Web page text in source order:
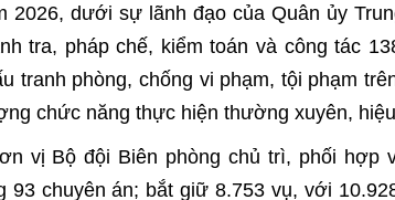
2026, dưới sự lãnh đạo của Quân ủy
tra, pháp chế, kiểm toán và công tác
tranh phòng, chống vi phạm, tội phạm
chức năng thực hiện thường xuyên,
vị Bộ đội Biên phòng chủ trì, phối hợp
93 chuyên án; bắt giữ 8.753 vụ, với